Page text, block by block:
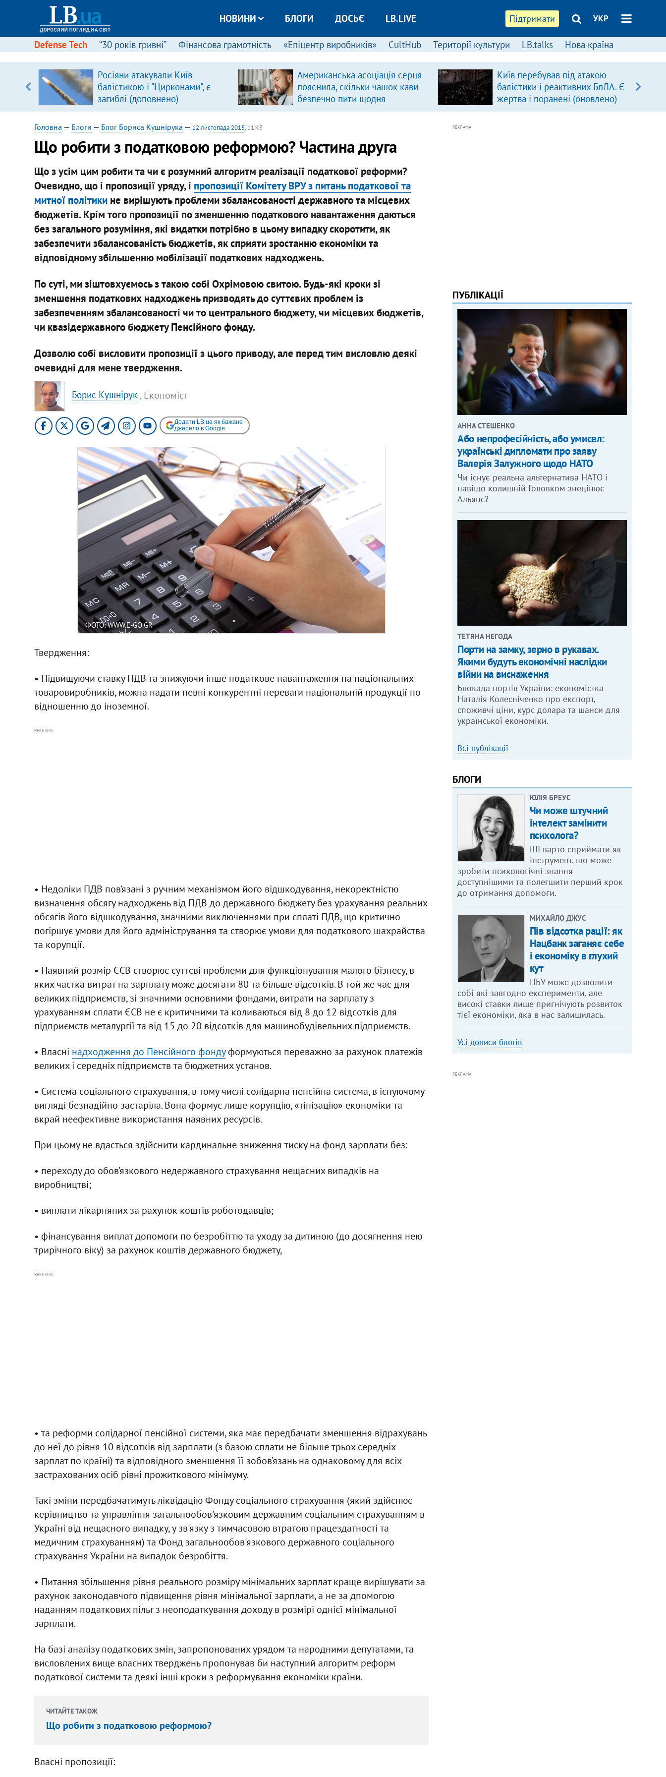
Підтримати УКР
НОВИНИ БЛОГИ ДОСЬЄ LB.LIVE
Defense Tech “30 років гривні” Фінансова грамотність «Епіцентр виробників» CultHub Території культури LB.talks Нова країна
Росіяни атакували Київ
балістикою і "Цирконами", є
загиблі (доповнено)
Американська асоціація серця
пояснила, скільки чашок кави
безпечно пити щодня
Київ перебував під атакою
балістики і реактивних БпЛА. Є
жертва і поранені (оновлено)
Головна — Блоги — Блог Бориса Кушнірука — 12 листопада 2015, 11:43
Що робити з податковою реформою? Частина друга
Що з усім цим робити та чи є розумний алгоритм реалізації податкової реформи?
Очевидно, що і пропозиції уряду, і пропозиції Комітету ВРУ з питань податкової та
митної політикине вирішують проблеми збалансованості державного та місцевих
бюджетів. Крім того пропозиції по зменшенню податкового навантаження даються
без загального розуміння, які видатки потрібно в цьому випадку скоротити, як
забезпечити збалансованість бюджетів, як сприяти зростанню економіки та
відповідному збільшенню мобілізації податкових надходжень.
По суті, ми зіштовхуємось з такою собі Охрімовою свитою. Будь-які кроки зі
зменшення податкових надходжень призводять до суттєвих проблем із
забезпеченням збалансованості чи то центрального бюджету, чи місцевих бюджетів,
чи квазідержавного бюджету Пенсійного фонду.
Дозволю собі висловити пропозиції з цього приводу, але перед тим висловлю деякі
очевидні для мене твердження.
Борис Кушнірук , Економіст
Додати LB.ua як бажане
джерело в Google
ФОТО: WWW.E-GO.GR
Твердження:
• Підвищуючи ставку ПДВ та знижуючи інше податкове навантаження на національних
товаровиробників, можна надати певні конкурентні переваги національній продукції по
відношенню до іноземної.
РЕКЛАМА
• Недоліки ПДВ пов’язані з ручним механізмом його відшкодування, некоректністю
визначення обсягу надходжень від ПДВ до державного бюджету без урахування реальних
обсягів його відшкодування, значними виключеннями при сплаті ПДВ, що критично
погіршує умови для його адміністрування та створює умови для податкового шахрайства
та корупції.
• Наявний розмір ЄСВ створює суттєві проблеми для функціонування малого бізнесу, в
яких частка витрат на зарплату може досягати 80 та більше відсотків. В той же час для
великих підприємств, зі значними основними фондами, витрати на зарплату з
урахуванням сплати ЄСВ не є критичними та коливаються від 8 до 12 відсотків для
підприємств металургії та від 15 до 20 відсотків для машинобудівельних підприємств.
• Власні надходження до Пенсійного фондуформуються переважно за рахунок платежів
великих і середніх підприємств та бюджетних установ.
• Система соціального страхування, в тому числі солідарна пенсійна система, в існуючому
вигляді безнадійно застаріла. Вона формує лише корупцію, «тінізацію» економіки та
вкрай неефективне використання наявних ресурсів.
При цьому не вдасться здійснити кардинальне зниження тиску на фонд зарплати без:
• переходу до обов’язкового недержавного страхування нещасних випадків на
виробництві;
• виплати лікарняних за рахунок коштів роботодавців;
• фінансування виплат допомоги по безробіттю та уходу за дитиною (до досягнення нею
трирічного віку) за рахунок коштів державного бюджету,
РЕКЛАМА
• та реформи солідарної пенсійної системи, яка має передбачати зменшення відрахувань
до неї до рівня 10 відсотків від зарплати (з базою сплати не більше трьох середніх
зарплат по країні) та відповідного зменшення її зобов’язань на однаковому для всіх
застрахованих осіб рівні прожиткового мінімуму.
Такі зміни передбачатимуть ліквідацію Фонду соціального страхування (який здійснює
керівництво та управління загальнообов'язковим державним соціальним страхуванням в
Україні від нещасного випадку, у зв'язку з тимчасовою втратою працездатності та
медичним страхуванням) та Фонд загальнообов'язкового державного соціального
страхування України на випадок безробіття.
• Питання збільшення рівня реального розміру мінімальних зарплат краще вирішувати за
рахунок законодавчого підвищення рівня мінімальної зарплати, а не за дпомогою
наданням податкових пільг з неоподаткування доходу в розмірі однієї мінімальної
зарплати.
На базі аналізу податкових змін, запропонованих урядом та народними депутатами, та
висловлених вище власних тверджень пропонував би наступний алгоритм реформ
податкової системи та деякі інші кроки з реформування економіки країни.
ЧИТАЙТЕ ТАКОЖ
Що робити з податковою реформою?
Власні пропозиції:
РЕКЛАМА
ПУБЛІКАЦІЇ
АННА СТЕШЕНКО
Або непрофесійність, або умисел:
українські дипломати про заяву
Валерія Залужного щодо НАТО
Чи існує реальна альтернатива НАТО і
навіщо колишній Головком знецінює
Альянс?
ТЕТЯНА НЕГОДА
Порти на замку, зерно в рукавах.
Якими будуть економічні наслідки
війни на виснаження
Блокада портів України: економістка
Наталія Колесніченко про експорт,
споживчі ціни, курс долара та шанси для
української економіки.
Всі публікації
БЛОГИ
ЮЛІЯ БРЕУС
Чи може штучний
інтелект замінити
психолога?
ШІ варто сприймати як
інструмент, що може
зробити психологічні знання
доступнішими та полегшити перший крок
до отримання допомоги.
МИХАЙЛО ДЖУС
Пів відсотка рації: як
Нацбанк заганяє себе
і економіку в глухий
кут
НБУ може дозволити
собі які завгодно експерименти, але
високі ставки лише пригнічують розвиток
тієї економіки, яка в нас залишилась.
Усі дописи блогів
РЕКЛАМА